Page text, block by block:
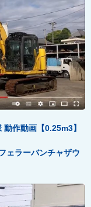
動作動画【0.25m3】
ェラーバンチャザウ